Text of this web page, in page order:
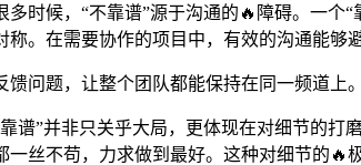
多时候，“不靠谱”源于沟通的🔥障碍。一
。在需要协作的项目中，有效的沟通能够
问题，让整个团队都能保持在同一频道上
谱”并非只关乎大局，更体现在对细节的
一丝不苟，力求做到最好。这种对细节的🔥